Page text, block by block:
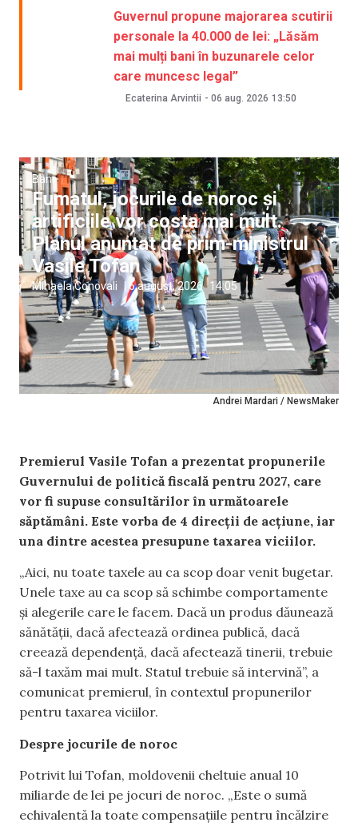
Guvernul propune majorarea scutirii
personale la 40.000 de lei: „Lăsăm
mai mulți bani în buzunarele celor
care muncesc legal”
Ecaterina Arvintii - 06 aug. 2026 13:50
Andrei Mardari / NewsMaker
Bani
Fumatul, jocurile de noroc și
artificiile vor costa mai mult.
Planul anunțat de prim-ministrul
Vasile Tofan
Mihaela Conovali | 6 august, 2026 14:05
Premierul Vasile Tofan a prezentat propunerile
Guvernului de politică fiscală pentru 2027, care
vor fi supuse consultărilor în următoarele
săptămâni. Este vorba de 4 direcții de acțiune, iar
una dintre acestea presupune taxarea viciilor.
„Aici, nu toate taxele au ca scop doar venit bugetar.
Unele taxe au ca scop să schimbe comportamente
și alegerile care le facem. Dacă un produs dăunează
sănătății, dacă afectează ordinea publică, dacă
creează dependență, dacă afectează tinerii, trebuie
să-l taxăm mai mult. Statul trebuie să intervină”, a
comunicat premierul, în contextul propunerilor
pentru taxarea viciilor.
Despre jocurile de noroc
Potrivit lui Tofan, moldovenii cheltuie anual 10
miliarde de lei pe jocuri de noroc. „Este o sumă
echivalentă la toate compensațiile pentru încălzire